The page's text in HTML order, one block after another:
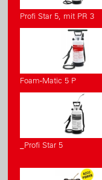
Profi Star 5, mit PR 3
Foam-Matic 5 P
_Profi Star 5